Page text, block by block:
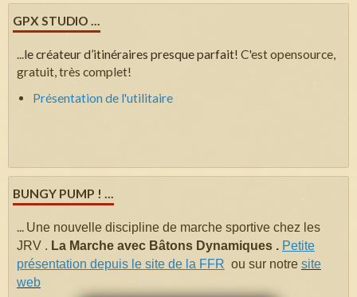
GPX STUDIO ...
...le créateur d’itinéraires presque parfait! C'est opensource,
gratuit, très complet!
Présentation de l'utilitaire
BUNGY PUMP ! ...
... Une nouvelle discipline de marche sportive chez les
JRV . La Marche avec Bâtons Dynamiques . Petite
présentation depuis le site de la FFR ou sur notre site
web